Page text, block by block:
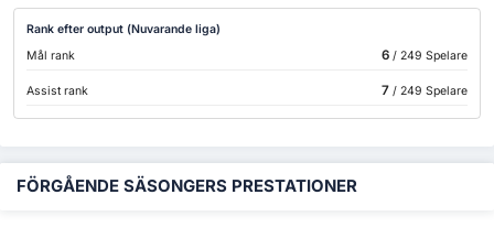
Rank efter output (Nuvarande liga)
Mål rank
6/ 249 Spelare
Assist rank 7/ 249 Spelare
FÖRGÅENDE SÄSONGERS PRESTATIONER